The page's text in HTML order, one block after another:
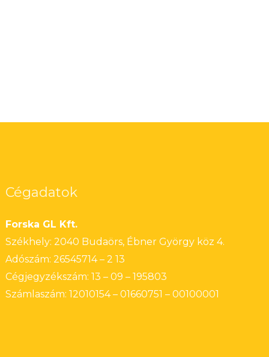
Cégadatok
Forska GL Kft.
Székhely: 2040 Budaörs, Ébner György köz 4.
Adószám: 26545714 – 2 13
Cégjegyzékszám: 13 – 09 – 195803
Számlaszám: 12010154 – 01660751 – 00100001